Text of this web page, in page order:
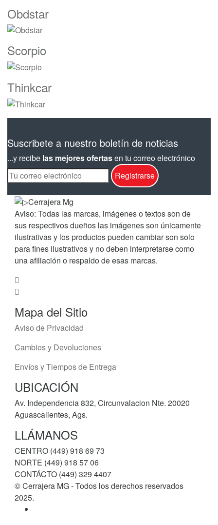
Obdstar
Scorpio
Thinkcar
Suscribete a nuestro boletín de noticias
...y recibe las mejores ofertasen tu correo electrónico
Aviso: Todas las marcas, imágenes o textos son de
sus respectivos dueños las imágenes son únicamente
ilustrativas y los productos pueden cambiar son solo
para fines ilustrativos y no deben interpretarse como
una afiliación o respaldo de esas marcas.
Mapa del Sitio
Aviso de Privacidad
Cambios y Devoluciones
Envíos y Tiempos de Entrega
UBICACIÓN
Av. Independencia 832, Circunvalacion Nte. 20020
Aguascalientes, Ags.
LLÁMANOS
CENTRO (449) 918 69 73
NORTE (449) 918 57 06
CONTÁCTO (449) 329 4407
© Cerrajera MG - Todos los derechos reservados
2025.